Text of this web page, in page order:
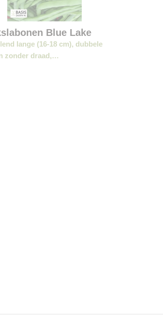
Blue Lake
lange (16-18 cm), dubbele
zonder draad,…